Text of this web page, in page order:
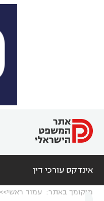
אינדקס עורכי דין
מיקומך באתר: עמוד ראשי